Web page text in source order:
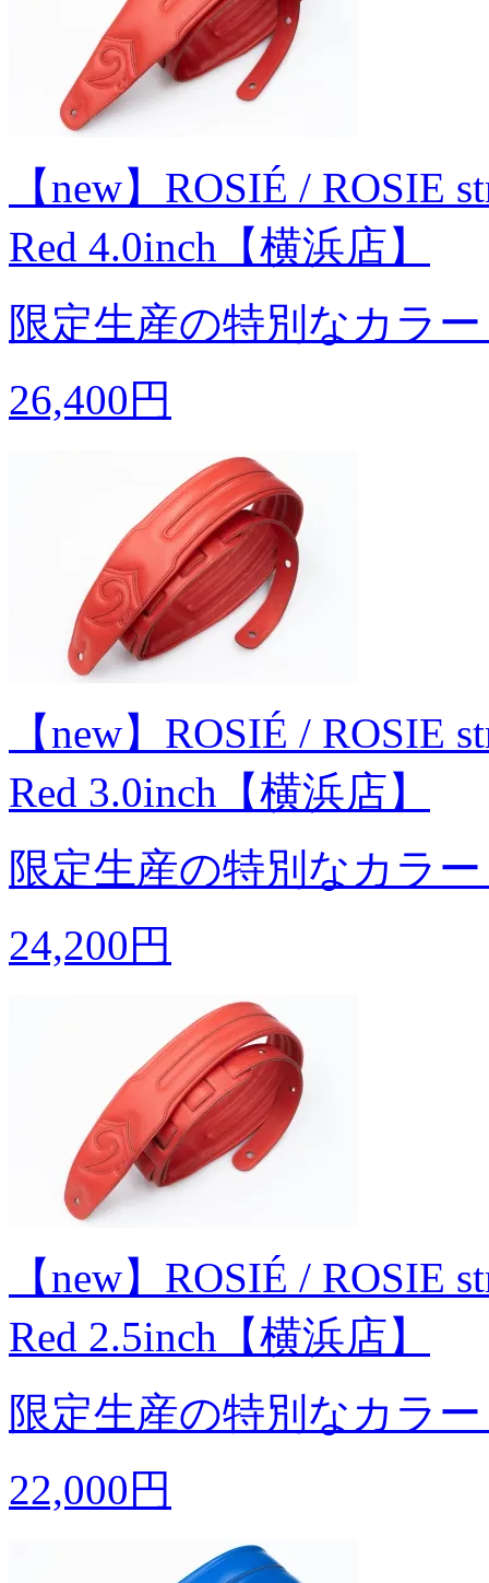
【new】ROSIÉ / ROSIE
Red 4.0inch【横浜店】
限定生産の特別なカラ
26,400円
【new】ROSIÉ / ROSIE
Red 3.0inch【横浜店】
限定生産の特別なカラ
24,200円
【new】ROSIÉ / ROSIE
Red 2.5inch【横浜店】
限定生産の特別なカラ
22,000円